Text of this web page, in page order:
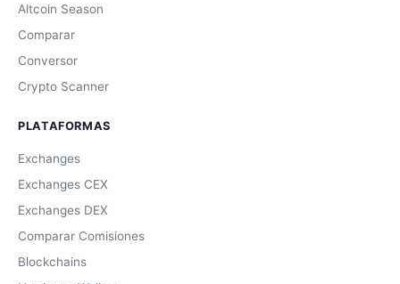
Altcoin Season
Comparar
Conversor
Crypto Scanner
PLATAFORMAS
Exchanges
Exchanges CEX
Exchanges DEX
Comparar Comisiones
Blockchains